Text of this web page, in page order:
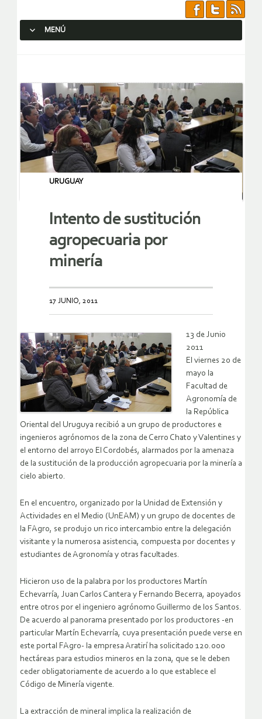
MENÚ
URUGUAY
Intento de sustitución
agropecuaria por
minería
17 JUNIO, 2011
13 de Junio
2011
El viernes 20 de
mayo la
Facultad de
Agronomía de
la República
Oriental del Uruguya recibió a un grupo de productores e
ingenieros agrónomos de la zona de Cerro Chato y Valentines y
el entorno del arroyo El Cordobés, alarmados por la amenaza
de la sustitución de la producción agropecuaria por la minería a
cielo abierto.
En el encuentro, organizado por la Unidad de Extensión y
Actividades en el Medio (UnEAM) y un grupo de docentes de
la FAgro, se produjo un rico intercambio entre la delegación
visitante y la numerosa asistencia, compuesta por docentes y
estudiantes de Agronomía y otras facultades.
Hicieron uso de la palabra por los productores Martín
Echevarría, Juan Carlos Cantera y Fernando Becerra, apoyados
entre otros por el ingeniero agrónomo Guillermo de los Santos.
De acuerdo al panorama presentado por los productores -en
particular Martín Echevarría, cuya presentación puede verse en
este portal FAgro- la empresa Aratirí ha solicitado 120.000
hectáreas para estudios mineros en la zona, que se le deben
ceder obligatoriamente de acuerdo a lo que establece el
Código de Minería vigente.
La extracción de mineral implica la realización de